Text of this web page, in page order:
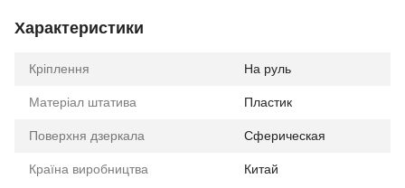
Характеристики
Кріплення На руль
Матеріал штатива Пластик
Поверхня дзеркала Сферическая
Країна виробництва Китай